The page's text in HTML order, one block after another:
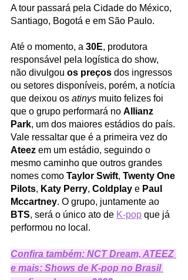
A tour passará pela Cidade do México,
Santiago, Bogotá e em São Paulo.
Até o momento, a 30E, produtora
responsável pela logística do show,
não divulgou os preços dos ingressos
ou setores disponíveis, porém, a notícia
que deixou os atinys muito felizes foi
que o grupo performará no Allianz
Park, um dos maiores estádios do país.
Vale ressaltar que é a primeira vez do
Ateez em um estádio, seguindo o
mesmo caminho que outros grandes
nomes como Taylor Swift, Twenty One
Pilots, Katy Perry, Coldplay e Paul
Mccartney. O grupo, juntamente ao
BTS, será o único ato de K-pop que já
performou no local.
Confira também: NCT Dream, ATEEZ
e mais: Shows de K-pop no Brasil